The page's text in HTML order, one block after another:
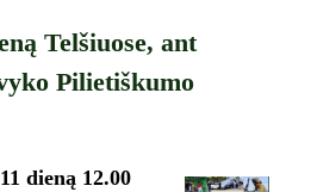
Telšiuose, ant
Pilietiškumo
dieną 12.00